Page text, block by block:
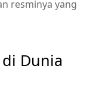
resminya yang
Dunia